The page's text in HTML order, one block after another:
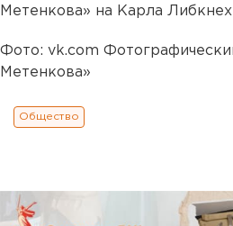
Метенкова» на Карла
Фото: vk.com
Метенкова»
Общество